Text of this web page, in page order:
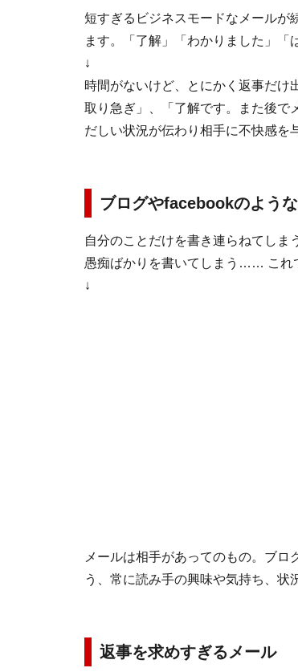
短すぎるビジネスモードなメールが
ます。「了解」「わかりました」
↓
時間がないけど、とにかく返事だけ
取り急ぎ」、「了解です。また後で
だしい状況が伝わり相手に不快感を
ブログやfacebookのよう
自分のことだけを書き連らねてしま
愚痴ばかりを書いてしまう…… これ
↓
メールは相手があってのもの。ブ
う、常に読み手の興味や気持ち、状
返事を求めすぎるメール